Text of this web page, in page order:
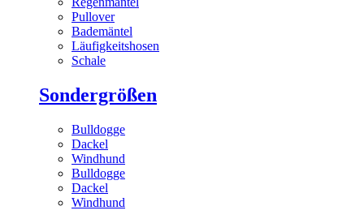
Pullover
Bademäntel
Läufigkeitshosen
Schale
Sondergrößen
Bulldogge
Dackel
Windhund
Bulldogge
Dackel
Windhund